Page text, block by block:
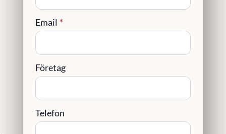
Email *
Företag
Telefon